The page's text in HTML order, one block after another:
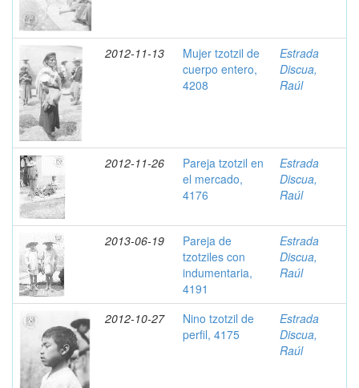
2012-11-13
Mujer tzotzil de
cuerpo entero,
4208
Estrada
Discua,
Raúl
2012-11-26
Pareja tzotzil en
el mercado,
4176
Estrada
Discua,
Raúl
2013-06-19
Pareja de
tzotziles con
indumentaria,
4191
Estrada
Discua,
Raúl
2012-10-27
Nino tzotzil de
perfil, 4175
Estrada
Discua,
Raúl